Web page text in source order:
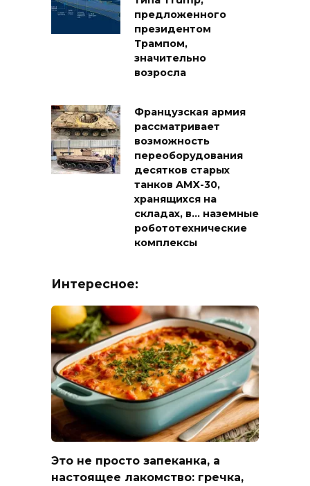
предложенного
президентом
Трампом,
значительно
возросла
Французская армия
рассматривает
возможность
переоборудования
десятков старых
танков AMX-30,
хранящихся на
складах, в… наземные
робототехнические
комплексы
Интересное:
Это не просто запеканка, а
настоящее лакомство: гречка,